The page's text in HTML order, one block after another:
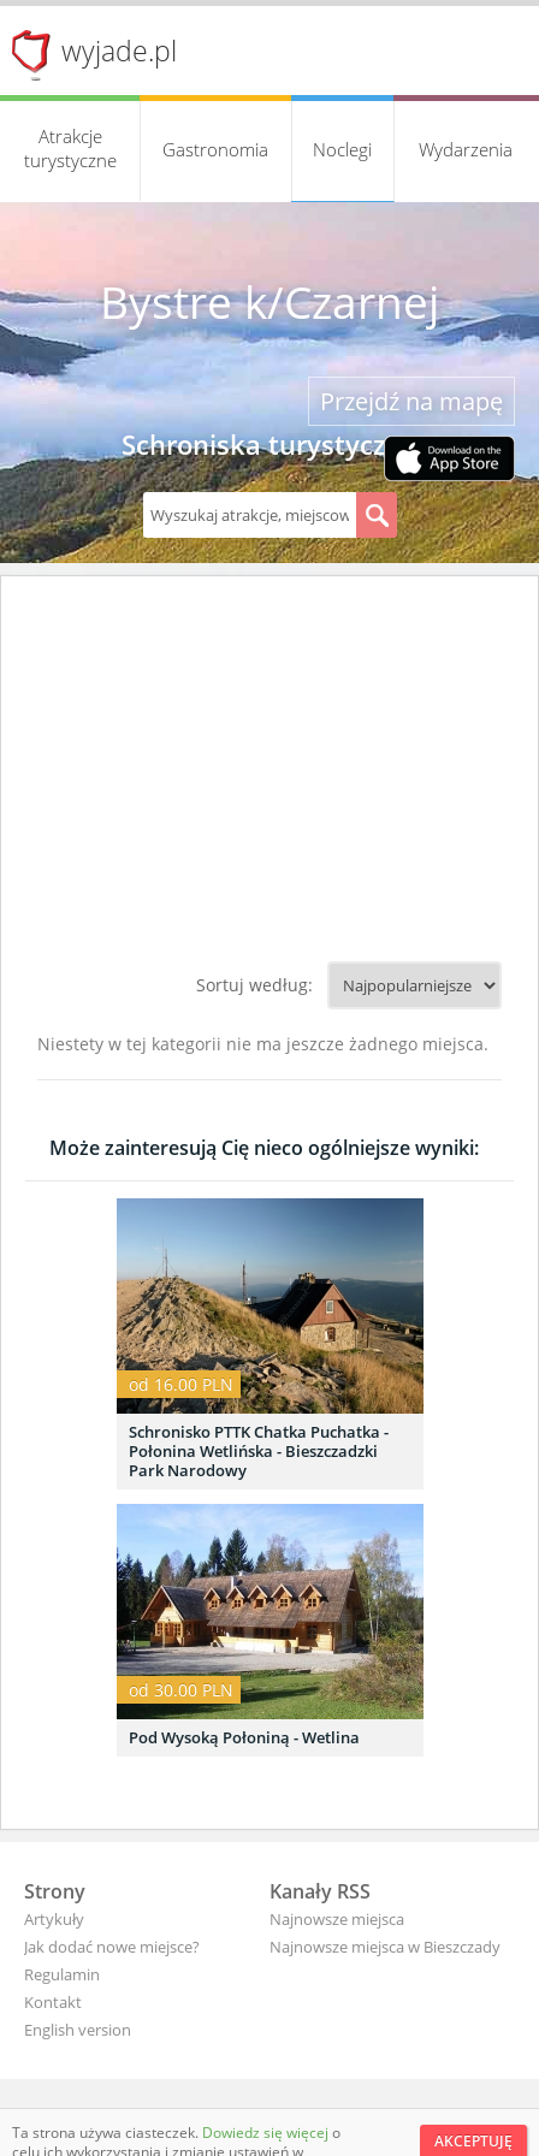
wyjade.pl
Atrakcje
turystyczne
Gastronomia Noclegi Wydarzenia
Bystre k/Czarnej
Schroniska turystyczne
Przejdź na mapę
Sortuj według:
Niestety w tej kategorii nie ma jeszcze żadnego miejsca.
Może zainteresują Cię nieco ogólniejsze wyniki:
od 16.00 PLN
Schronisko PTTK Chatka Puchatka -
Połonina Wetlińska - Bieszczadzki
Park Narodowy
od 30.00 PLN
Pod Wysoką Połoniną - Wetlina
Strony
Artykuły
Jak dodać nowe miejsce?
Regulamin
Kontakt
English version
Kanały RSS
Najnowsze miejsca
Najnowsze miejsca w Bieszczady
wyjade.pl - turystyczna Polska
AKCEPTUJĘ
Ta strona używa ciasteczek. Dowiedz się więcej o
celu ich wykorzystania i zmianie ustawień w